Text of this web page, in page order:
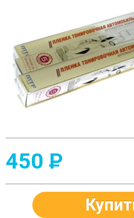
450 P